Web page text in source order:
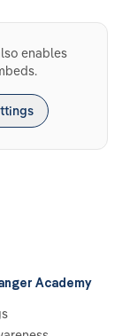
enables
Academy